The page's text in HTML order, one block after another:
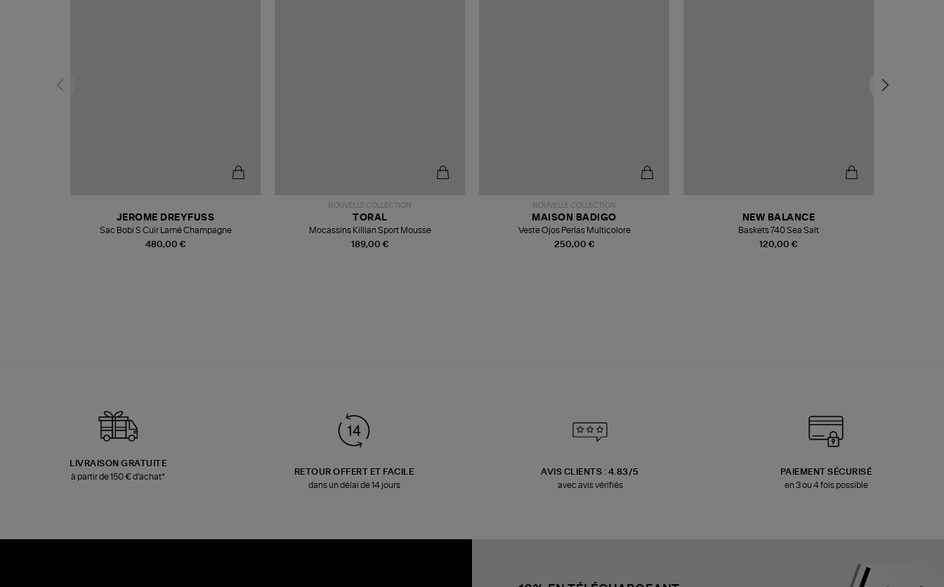
480,00 €
JEROME DREYFUSS
Sac Bobi S Cuir Lamé Champagne
NOUVELLE COLLECTION
189,00 €
TORAL
Mocassins Killian Sport Mousse
NOUVELLE COLLECTION
250,00 €
MAISON BADIGO
Veste Ojos Perlas Multicolore
120,00 €
NEW BALANCE
Baskets 740 Sea Salt
LIVRAISON GRATUITE
à partir de 150 € d'achat*
RETOUR OFFERT ET FACILE
dans un délai de 14 jours
AVIS CLIENTS : 4.83/5
avec avis vérifiés
PAIEMENT SÉCURISÉ
en 3 ou 4 fois possible